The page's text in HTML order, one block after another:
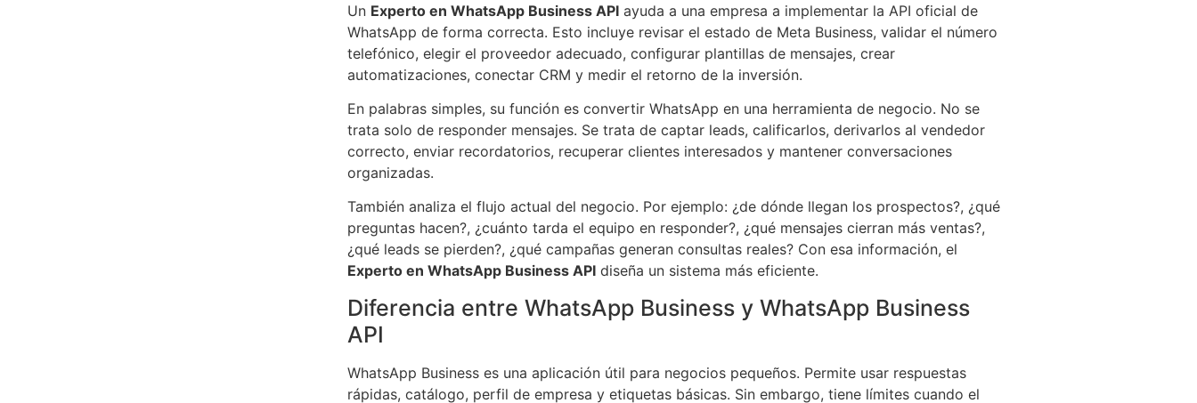
Un Experto en WhatsApp Business APIayuda a una empresa a implementar la API oficial de
WhatsApp de forma correcta. Esto incluye revisar el estado de Meta Business, validar el número
telefónico, elegir el proveedor adecuado, configurar plantillas de mensajes, crear
automatizaciones, conectar CRM y medir el retorno de la inversión.
En palabras simples, su función es convertir WhatsApp en una herramienta de negocio. No se
trata solo de responder mensajes. Se trata de captar leads, calificarlos, derivarlos al vendedor
correcto, enviar recordatorios, recuperar clientes interesados y mantener conversaciones
organizadas.
También analiza el flujo actual del negocio. Por ejemplo: ¿de dónde llegan los prospectos?, ¿qué
preguntas hacen?, ¿cuánto tarda el equipo en responder?, ¿qué mensajes cierran más ventas?,
¿qué leads se pierden?, ¿qué campañas generan consultas reales? Con esa información, el
Experto en WhatsApp Business APIdiseña un sistema más eficiente.
Diferencia entre WhatsApp Business y WhatsApp Business
API
WhatsApp Business es una aplicación útil para negocios pequeños. Permite usar respuestas
rápidas, catálogo, perfil de empresa y etiquetas básicas. Sin embargo, tiene límites cuando el